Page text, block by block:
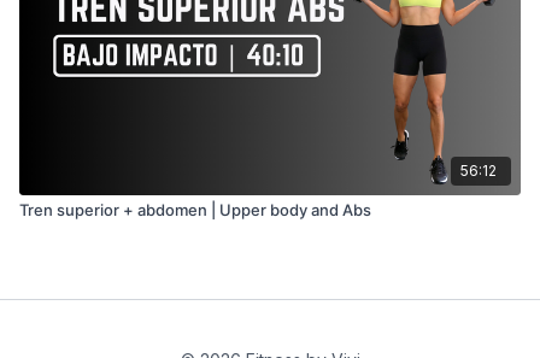
56:12
Tren superior + abdomen | Upper body and Abs